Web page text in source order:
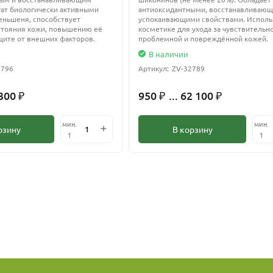
человека: стимулирует иммунную систему, повышает
благотворно влияет на пищеварительную систему,
простатита и т.д.
средства – заправка салатов, добавка к
виде
биологически активными
способствует
кожи, повышению её
от внешних факторов.
₽
мин.
1
антиоксидантными,
успокаивающими свойствами.
косметике для ухода за
проблемной и повреждённой кожей.
В наличии
Артикул: ZV-32789
950₽ ... 62 100₽
В корзину
мин.
1